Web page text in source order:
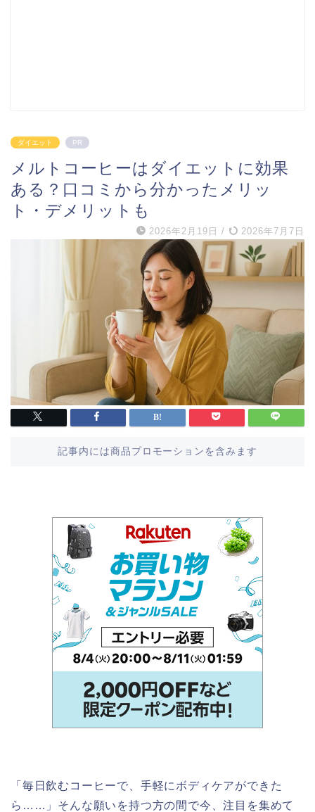
ダイエット PR
メルトコーヒーはダイエットに効果
ある？口コミから分かったメリッ
ト・デメリットも
2026年2月19日 / 2026年7月7日
記事内には商品プロモーションを含みます
「毎日飲むコーヒーで、手軽にボディケアができた
ら……」そんな願いを持つ方の間で今、注目を集めて